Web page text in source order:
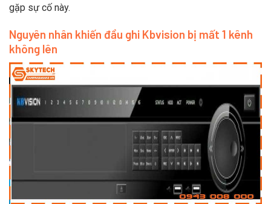
gặp sự cố này.
Nguyên nhân khiến đầu ghi Kbvision bị mất 1 kênh
không lên